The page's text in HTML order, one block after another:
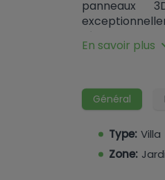
panneaux
plusieurs
que la
efficaces
En savoir plus
Général
Type: Villa
Zone: